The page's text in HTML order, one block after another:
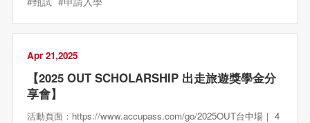
Apr 21,2025
【2025 OUT SCHOLARSHIP 出走旅遊獎學金分
享會】
活動頁面：https://www.accupass.com/go/2025OUT台中場｜ 4